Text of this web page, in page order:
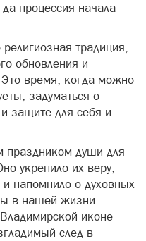
процессия начала
традиция,
обновления и
время, когда можно
задуматься о
защите для себя и
праздником души для
укрепило их веру,
напомнило о духовных
в нашей жизни.
иконе
след в